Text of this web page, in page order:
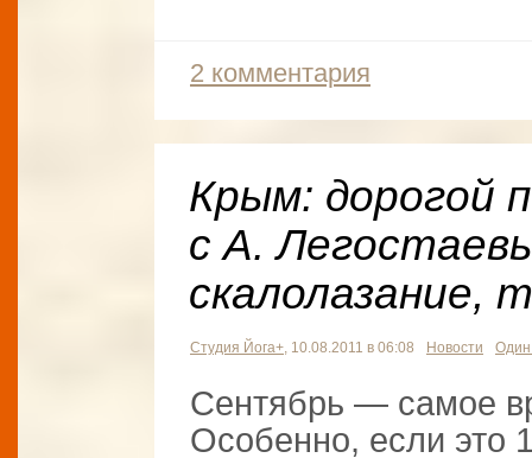
2 комментария
Крым: дорогой
с А.
скалолазание,
Студия Йога+, 10.08.2011 в 06:08 Новости Один
Сентябрь — самое
Особенно, если это